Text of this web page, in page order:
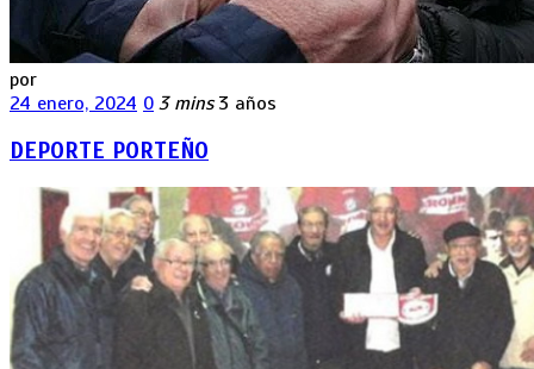
por
24 enero, 2024 0 3 mins 3 años
DEPORTE PORTEÑO